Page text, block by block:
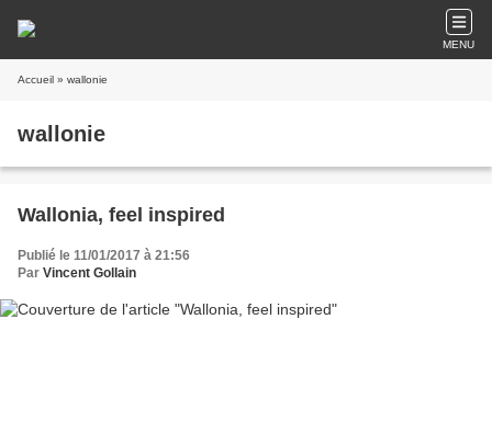
MENU
Accueil » wallonie
wallonie
Wallonia, feel inspired
Publié le 11/01/2017 à 21:56
Par Vincent Gollain